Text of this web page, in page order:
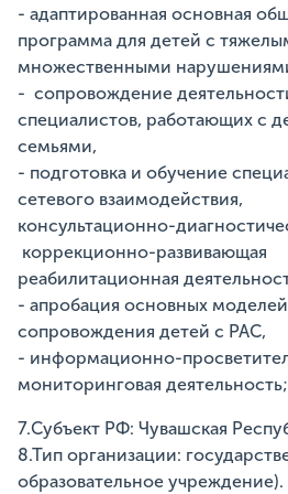
- адаптированная основная
программа для детей с
множественными
- сопровождение
специалистов, работающих с
семьями,
- подготовка и обучение
сетевого взаимодействия,
консультационно-
коррекционно-
реабилитационная
- апробация основных
сопровождения детей с РАС,
- информационно-
мониторинговая деятельность;
7.Субъект РФ: Чувашская
8.Тип организации:
образовательное учреждение).